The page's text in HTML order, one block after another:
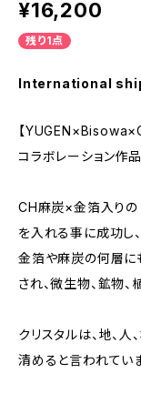
¥16,200
残り1点
International
【
コラボレーション作品
CH麻炭×金箔入りの
を入れる事に成功し
金箔や麻炭の何層に
され、微生物、鉱物、
クリスタルは、地、人
清めると言われていま